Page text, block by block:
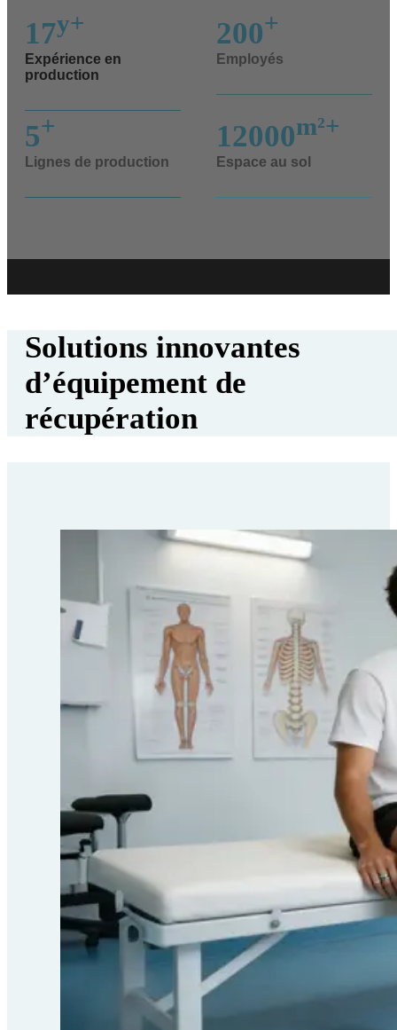
17y+
Expérience en
production
200+
Employés
5+
Lignes de production
12000m²+
Espace au sol
Solutions innovantes
d’équipement de
récupération